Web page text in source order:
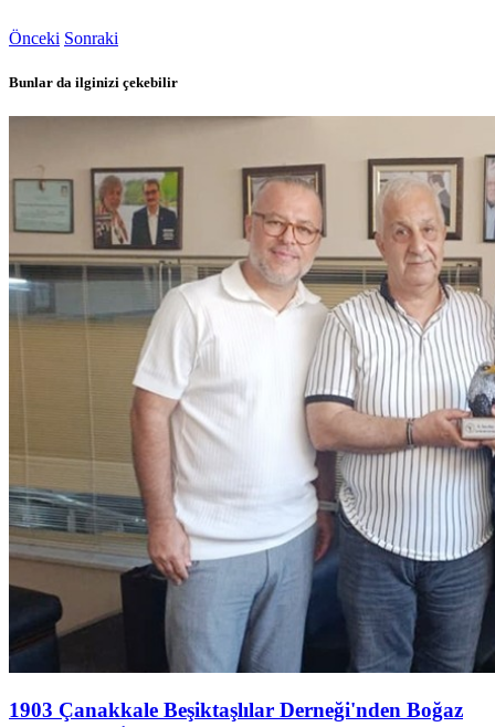
Önceki Sonraki
Bunlar da ilginizi çekebilir
1903 Çanakkale Beşiktaşlılar Derneği'nden Boğaz